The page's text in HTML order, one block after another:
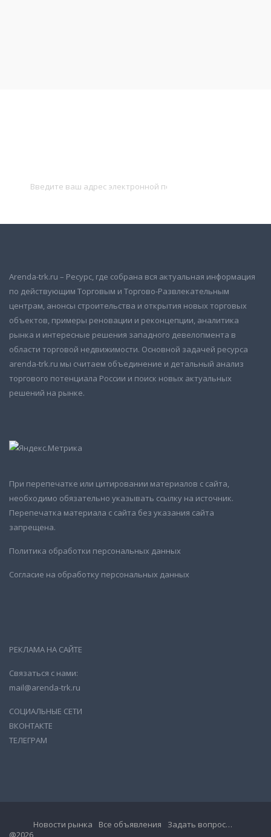
Arenda-trk.ru – Ресурс, где собрана вся актуальная информация
по действующим Торговым и Торгово-Развлекательным
центрам, анонсы строительства и открытия новых торговых
объектов, примеры реновации и реконцепции, аналитика
рынка и интересные решения западного девелопмента в
области торговой недвижимости. Основной задачей ресурса
arenda-trk.ru мы считаем объединение и детальный анализ
торгового потенциала России и поиск новых актуальных
решений на рынке.
При перепечатке или цитировании материалов с сайта,
необходимо обязательно указывать ссылку на источник.
Перепечатка материала с сайта без указания сайта
запрещена.
Политика обработки персональных данных
Согласие на обработку персональных данных
РЕКЛАМА НА САЙТЕ
Связаться с нами:
mail@arenda-trk.ru
СОЦИАЛЬНЫЕ СЕТИ
ВКОНТАКТЕ
ТЕЛЕГРАМ
@2026
Новости рынка Все объявления Задать вопрос…